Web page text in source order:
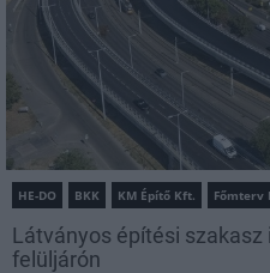
HE-DO BKK KM Építő Kft. Főmterv
Látványos építési szakasz
felüljárón